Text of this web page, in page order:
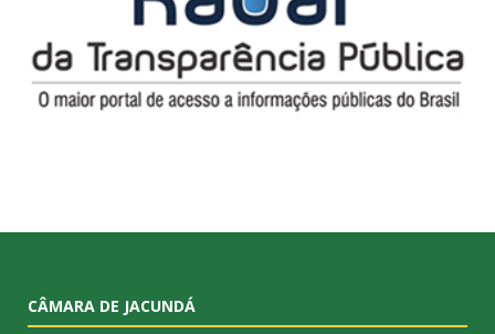
CÂMARA DE JACUNDÁ